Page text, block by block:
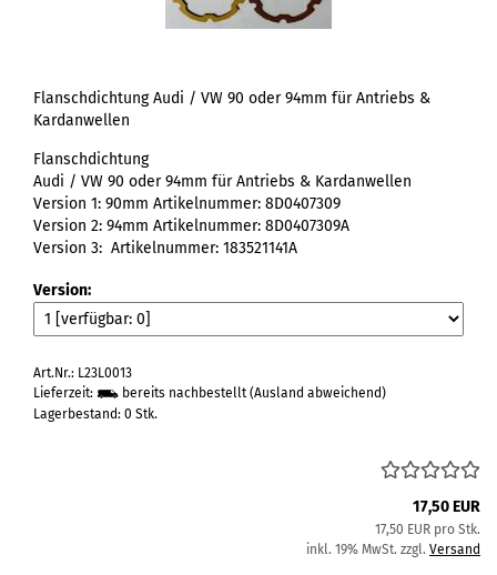
Flanschdichtung Audi / VW 90 oder 94mm für Antriebs &
Kardanwellen
Flanschdichtung
Audi / VW 90 oder 94mm für Antriebs & Kardanwellen
Version 1: 90mm Artikelnummer: 8D0407309
Version 2: 94mm Artikelnummer: 8D0407309A
Version 3: Artikelnummer: 183521141A
Version:
Art.Nr.: L23L0013
Lieferzeit:
bereits nachbestellt (Ausland abweichend)
Lagerbestand: 0 Stk.
17,50 EUR
17,50 EUR pro Stk.
inkl. 19% MwSt. zzgl. Versand